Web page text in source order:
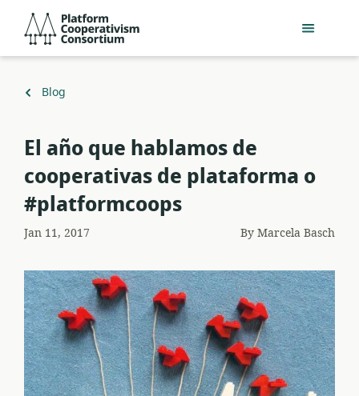
main
Consortium
Back
Blog
El año que hablamos de
cooperativas de plataforma o
#platformcoops
Jan 11, 2017 ByMarcela Basch